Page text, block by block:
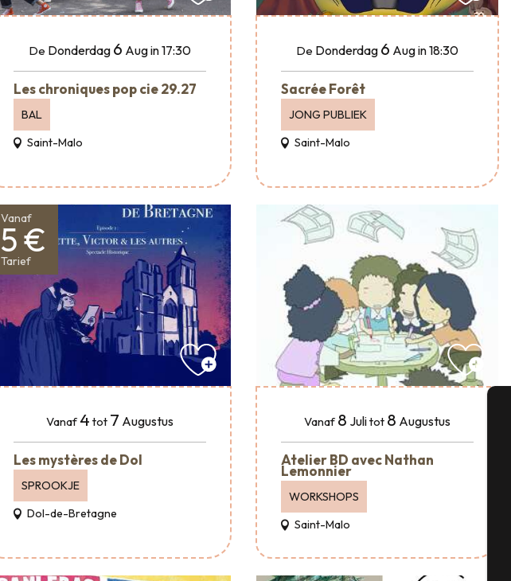
De Donderdag 6 Augin 17:30
Les chroniques pop cie 29.27
BAL
Saint-Malo
De Donderdag 6 Augin 18:30
Sacrée Forêt
JONG PUBLIEK
Saint-Malo
Vanaf
5 €
Tarief
Vanaf4 tot 7 Augustus
Les mystères de Dol
SPROOKJE
Dol-de-Bretagne
Vanaf 8 Julitot 8 Augustus
Atelier BD avec Nathan
Lemonnier
WORKSHOPS
Saint-Malo